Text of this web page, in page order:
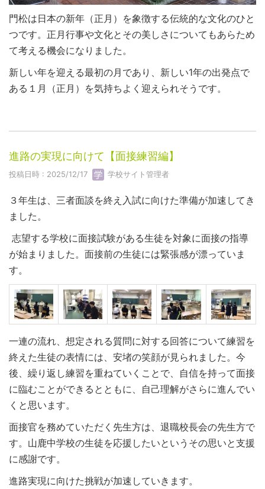
門松は日本の新年（正月）を象徴する伝統的な文化のひと
つです。正月行事や文化とその美しさについてもあらため
て考える機会になりました。
新しい年を迎える最初の月であり、新しい1年の出発点で
ある１月（正月）を気持ちよく迎えられそうです。
進路の実現に向けて【面接練習編】
投稿日時 : 2025/12/17 学校サイト管理者
３年生は、三者面談を終え入試に向けた準備が加速してき
ました。
志望する学校に面接試験がある生徒を対象に面接の指導
が始まりました。面接前の生徒には緊張感が漂っていま
す。
一連の流れ、想定される質問に対する回答について練習を
終えた生徒の表情には、安堵の笑顔が見られました。今
後、繰り返し練習を重ねていくことで、自信を持って面接
に臨むことができるとともに、自己理解がさらに進んでい
くと思います。
面接官を務めていただく先生方は、退職校長会の先生方で
す。山鹿中学校の生徒を応援したいというその思いと支援
に感謝です。
進路実現に向けた挑戦が加速していきます。